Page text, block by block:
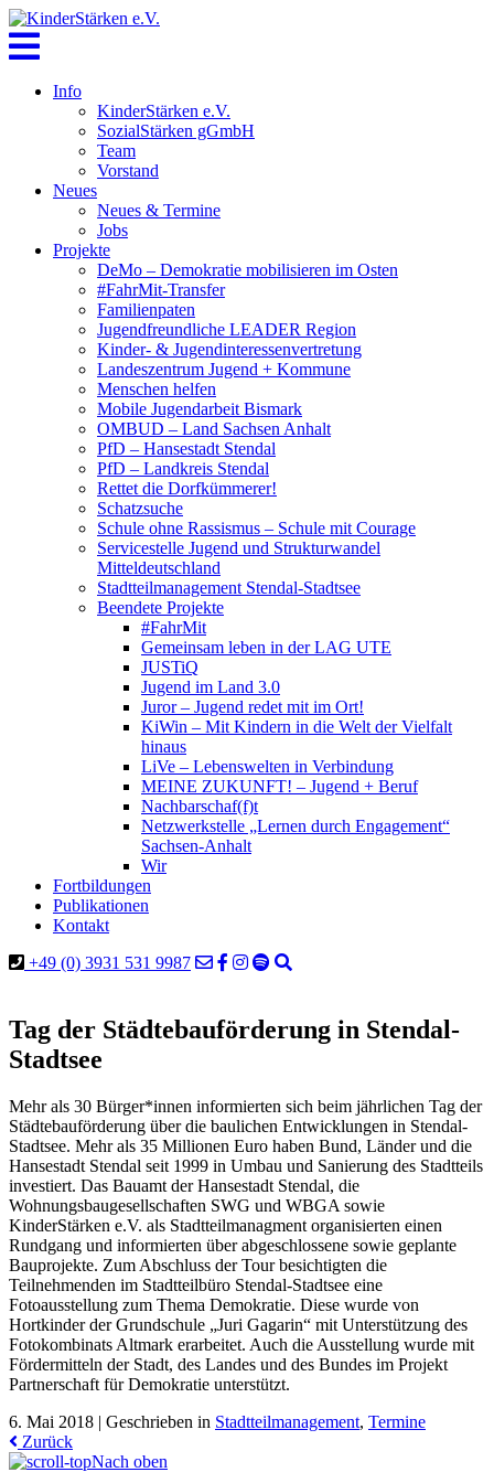
Skip
to
content
Info
KinderStärken e.V.
SozialStärken gGmbH
Team
Vorstand
Neues
Neues & Termine
Jobs
Projekte
DeMo – Demokratie mobilisieren im Osten
#FahrMit-Transfer
Familienpaten
Jugendfreundliche LEADER Region
Kinder- & Jugendinteressenvertretung
Landeszentrum Jugend + Kommune
Menschen helfen
Mobile Jugendarbeit Bismark
OMBUD – Land Sachsen Anhalt
PfD – Hansestadt Stendal
PfD – Landkreis Stendal
Rettet die Dorfkümmerer!
Schatzsuche
Schule ohne Rassismus – Schule mit Courage
Servicestelle Jugend und Strukturwandel
Mitteldeutschland
Stadtteilmanagement Stendal-Stadtsee
Beendete Projekte
#FahrMit
Gemeinsam leben in der LAG UTE
JUSTiQ
Jugend im Land 3.0
Juror – Jugend redet mit im Ort!
KiWin – Mit Kindern in die Welt der Vielfalt
hinaus
LiVe – Lebenswelten in Verbindung
MEINE ZUKUNFT! – Jugend + Beruf
Nachbarschaf(f)t
Netzwerkstelle „Lernen durch Engagement“
Sachsen-Anhalt
Wir
Fortbildungen
Publikationen
Kontakt
+49 (0) 3931 531 9987
Tag der Städtebauförderung in Stendal-
Stadtsee
Mehr als 30 Bürger*innen informierten sich beim jährlichen Tag der
Städtebauförderung über die baulichen Entwicklungen in Stendal-
Stadtsee. Mehr als 35 Millionen Euro haben Bund, Länder und die
Hansestadt Stendal seit 1999 in Umbau und Sanierung des Stadtteils
investiert. Das Bauamt der Hansestadt Stendal, die
Wohnungsbaugesellschaften SWG und WBGA sowie
KinderStärken e.V. als Stadtteilmanagment organisierten einen
Rundgang und informierten über abgeschlossene sowie geplante
Bauprojekte. Zum Abschluss der Tour besichtigten die
Teilnehmenden im Stadtteilbüro Stendal-Stadtsee eine
Fotoausstellung zum Thema Demokratie. Diese wurde von
Hortkinder der Grundschule „Juri Gagarin“ mit Unterstützung des
Fotokombinats Altmark erarbeitet. Auch die Ausstellung wurde mit
Fördermitteln der Stadt, des Landes und des Bundes im Projekt
Partnerschaft für Demokratie unterstützt.
6. Mai 2018 | Geschrieben in Stadtteilmanagement, Termine
Zurück
Nach oben